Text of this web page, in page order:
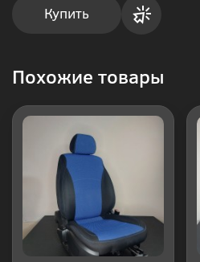
Купить
Похожие товары